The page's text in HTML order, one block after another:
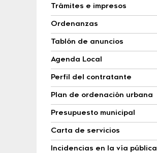
Trámites e impresos
Ordenanzas
Tablón de anuncios
Agenda Local
Perfil del contratante
Plan de ordenación urbana
Presupuesto municipal
Carta de servicios
Incidencias en la vía pública